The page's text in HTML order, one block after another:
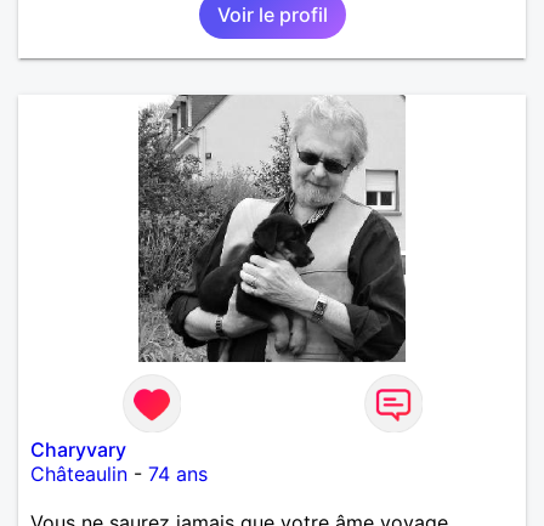
Voir le profil
Charyvary
Châteaulin - 74 ans